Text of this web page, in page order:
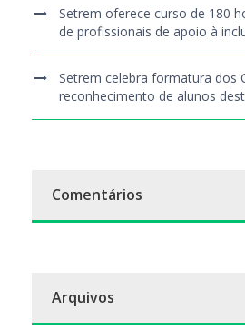
Setrem oferece curso de 180
de profissionais de apoio à
Setrem celebra formatura dos
reconhecimento de alunos
Comentários
Arquivos